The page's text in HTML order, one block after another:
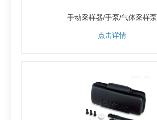
手动采样器/手泵/气体采样泵
点击详情